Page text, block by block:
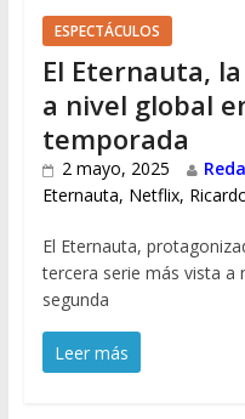
ESPECTÁCULOS
El Eternauta,
a nivel global
temporada
2 mayo, 2025
Eternauta, Netflix,
El Eternauta,
tercera serie más vista a
segunda
Leer más